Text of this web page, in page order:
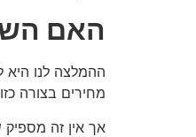
האם
ההמלצה לנו היא
מחירים בצורה
אך אין זה